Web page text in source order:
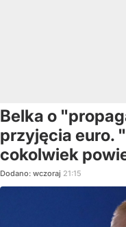
Belka o
przyjęcia euro.
cokolwiek
Dodano: wczoraj 21:15